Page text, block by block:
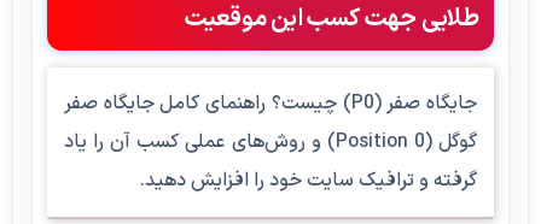
طلایی جهت کسب این موقعیت
جایگاه صفر (P0) چیست؟ راهنمای کامل جایگاه صفر
گوگل (Position 0) و روش‌های عملی کسب آن را یاد
گرفته و ترافیک سایت خود را افزایش دهید.